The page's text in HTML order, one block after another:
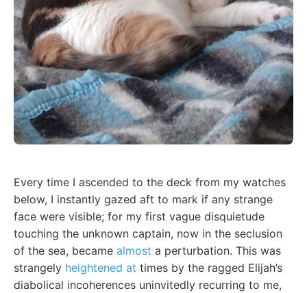
Every time I ascended to the deck from my watches
below, I instantly gazed aft to mark if any strange
face were visible; for my first vague disquietude
touching the unknown captain, now in the seclusion
of the sea, became almost a perturbation. This was
strangely heightened at times by the ragged Elijah’s
diabolical incoherences uninvitedly recurring to me,